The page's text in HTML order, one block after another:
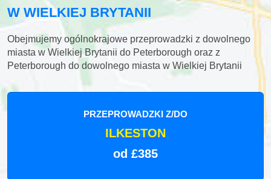
W WIELKIEJ BRYTANII
Obejmujemy ogólnokrajowe przeprowadzki z dowolnego
miasta w Wielkiej Brytanii do Peterborough oraz z
Peterborough do dowolnego miasta w Wielkiej Brytanii
PRZEPROWADZKI Z/DO
ILKESTON
od £385